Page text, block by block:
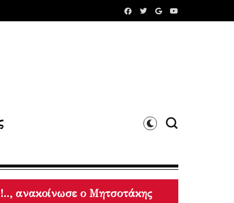
10 χρόνια (2017-2026), σύμφωνα με το